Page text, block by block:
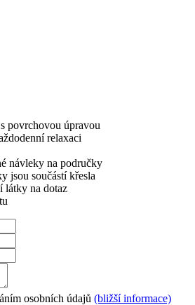
povrchovou úpravou
relaxaci
návleky na područky
jsou součástí křesla
látky na dotaz
osobních údajů (bližší informace)